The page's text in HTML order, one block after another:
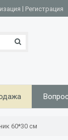
| Регистрация
60*30 см